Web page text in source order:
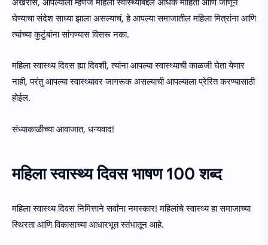
अखेरीस, आपल्याला म्हणजे महिला स्वास्थ्याबद्दल अधिक माहिती आणि जाणून
घेण्याचा संदेश साध्या झाला असल्याचं, हे आपल्या समाजातील महिला मित्रांना आणि
त्यांच्या कुटुंबांना सांगण्यास विसरू नका.
महिला स्वास्थ्य दिवस ह्या दिवशी, त्यांना आपल्या स्वास्थ्याची काळजी घेता येणार
नाही, परंतु आपल्या स्वास्थ्यावर जागरूक असल्याची आपल्याला प्रेरित करण्यासाठी
होईल.
संध्याकाळीच्या आवाजात, धन्यवाद!
महिला स्वास्थ्य दिवस भाषण 100 शब्द
महिला स्वास्थ्य दिवस निमित्ताने सर्वांना नमस्कार! महिलांचे स्वास्थ्य हा समाजाच्या
स्थिरता आणि विकासाच्या आधारभूत स्तंभातून आहे.